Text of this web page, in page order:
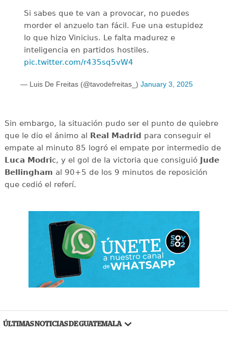
Si sabes que te van a provocar, no puedes
morder el anzuelo tan fácil. Fue una estupidez
lo que hizo Vinicius. Le falta madurez e
inteligencia en partidos hostiles.
pic.twitter.com/r435sq5vW4
— Luis De Freitas (@tavodefreitas_) January 3, 2025
Sin embargo, la situación pudo ser el punto de quiebre
que le dio el ánimo al Real Madrid para conseguir el
empate al minuto 85 logró el empate por intermedio de
Luca Modric, y el gol de la victoria que consiguió Jude
Bellingham al 90+5 de los 9 minutos de reposición
que cedió el referí.
ÚLTIMAS NOTICIAS DE GUATEMALA